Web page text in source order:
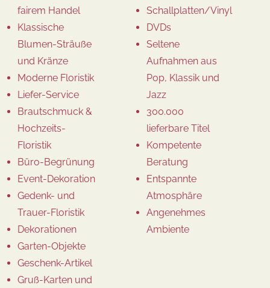
fairem Handel
Klassische
Blumen-Sträuße
und Kränze
Moderne Floristik
Liefer-Service
Brautschmuck &
Hochzeits-
Floristik
Büro-Begrünung
Event-Dekoration
Gedenk- und
Trauer-Floristik
Dekorationen
Garten-Objekte
Geschenk-Artikel
Gruß-Karten und
Schallplatten/Vinyl
DVDs
Seltene
Aufnahmen aus
Pop, Klassik und
Jazz
300.000
lieferbare Titel
Kompetente
Beratung
Entspannte
Atmosphäre
Angenehmes
Ambiente